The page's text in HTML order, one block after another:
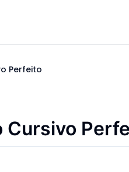
Perfeito
Cursivo